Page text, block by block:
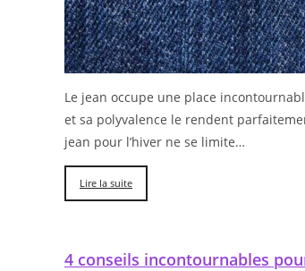
Le jean occupe une place
et sa polyvalence le rendent
jean pour l’hiver ne se limite…
Lire la suite
4 conseils incontournables